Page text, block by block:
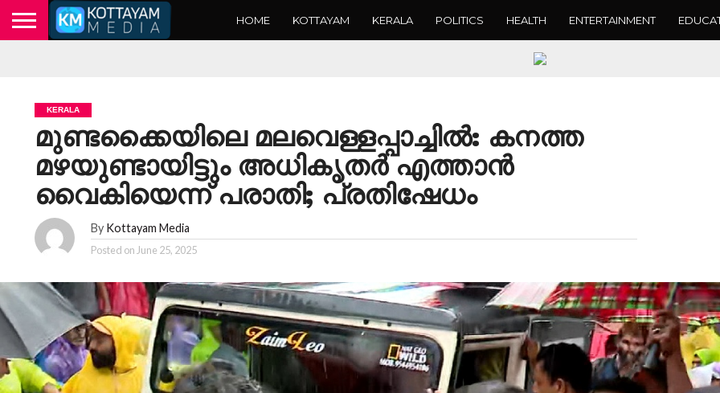
HOME KOTTAYAM KERALA POLITICS HEALTH ENTERTAINMENT
KERALA
മുണ്ടക്കൈയിലെ മലവെള്ളപ്പാച്ചിൽ: കനത്ത
മഴയുണ്ടായിട്ടും അധികൃതർ എത്താൻ
വൈകിയെന്ന് പരാതി; പ്രതിഷേധം
By Kottayam Media
Posted on June 25, 2025